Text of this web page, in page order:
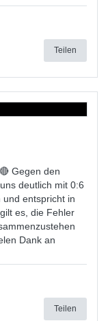
Teilen
Gegen den
deutlich mit 0:6
entspricht in
es, die Fehler
Dank an
Teilen